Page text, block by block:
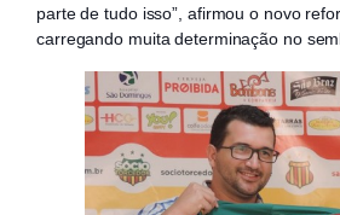
parte de tudo isso”, afirmou o novo
carregando muita determinação no